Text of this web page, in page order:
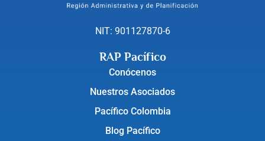
NIT: 901127870-6
RAP Pacífico
Conócenos
Nuestros Asociados
Pacífico Colombia
Blog Pacífico